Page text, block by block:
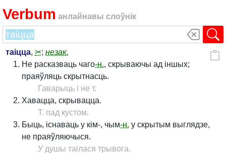
Verbum анлайнавы слоўнік
таіцца, ✂; незак.
Не расказваць чаго-н., скрываючы ад іншых;
праяўляць скрытнасць.
Гаварыць і не т.
Хавацца, скрывацца.
Т. пад кустом.
Быць, існаваць у кім-, чым-н. у скрытым выглядзе,
не праяўляючыся.
У душы таілася трывога.